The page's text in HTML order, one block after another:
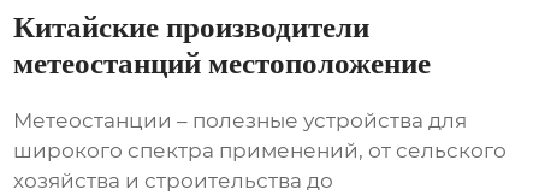
Китайские производители
метеостанций местоположение
Метеостанции – полезные устройства для
широкого спектра применений, от сельского
хозяйства и строительства до